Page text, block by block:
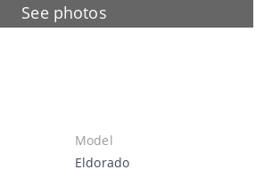
See photos
Model
Eldorado